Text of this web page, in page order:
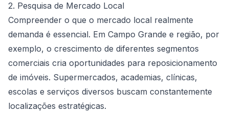
2. Pesquisa de Mercado Local
Compreender o que o mercado local realmente
demanda é essencial. Em Campo Grande e região, por
exemplo, o crescimento de diferentes segmentos
comerciais cria oportunidades para reposicionamento
de imóveis. Supermercados, academias, clínicas,
escolas e serviços diversos buscam constantemente
localizações estratégicas.